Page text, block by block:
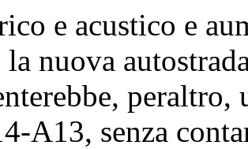
e acustico e
autostrada
A13, senza